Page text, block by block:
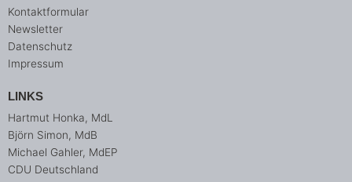
Kontaktformular
Newsletter
Datenschutz
Impressum
LINKS
Hartmut Honka, MdL
Björn Simon, MdB
Michael Gahler, MdEP
CDU Deutschland